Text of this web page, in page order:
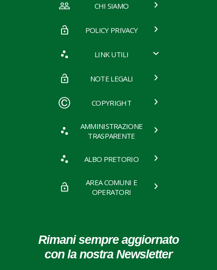
CHI SIAMO
POLICY PRIVACY
LINK UTILI
NOTE LEGALI
COPYRIGHT
AMMINISTRAZIONE
TRASPARENTE
ALBO PRETORIO
AREA COMUNI E
OPERATORI
Rimani sempre aggiornato
con la nostra Newsletter